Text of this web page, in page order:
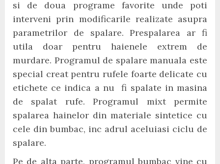
si de doua programe favorite unde poti
interveni prin modificarile realizate asupra
parametrilor de spalare. Prespalarea ar fi
utila doar pentru haienele extrem de
murdare. Programul de spalare manuala este
special creat pentru rufele foarte delicate cu
etichete ce indica a nu fi spalate in masina
de spalat rufe. Programul mixt permite
spalarea hainelor din materiale sintetice cu
cele din bumbac, inc adrul aceluiasi ciclu de
spalare.
Pe de alta parte, programul bumbac vine cu